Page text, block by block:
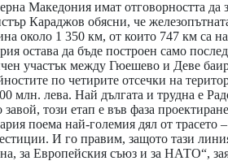
Македония имат отговорността да
Караджов обясни, че
около 1 350 км, от които 747 км са
остава да бъде построен само
участък между Гюешево и Деве
по четирите отсечки на
млн. лева. Най дългата и трудна е
завой, този етап е във фаза
поема най-големия дял от трасето
И го правим, защото тази линия
за Европейския съюз и за НАТО“,